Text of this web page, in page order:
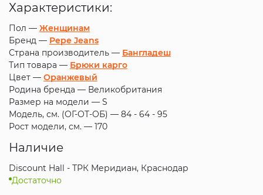
Характеристики:
Пол — Женщинам
Бренд — Pepe Jeans
Страна производитель — Бангладеш
Тип товара — Брюки карго
Цвет — Оранжевый
Родина бренда — Великобритания
Размер на модели — S
Модель, см. (ОГ-ОТ-ОБ) — 84 - 64 - 95
Рост модели, см. — 170
Наличие
Discount Hall - ТРК Меридиан, Краснодар
Достаточно